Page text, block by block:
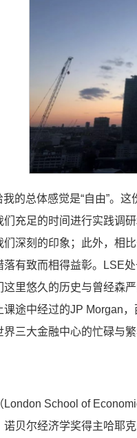
的总体感觉是“自由”。
们充足的时间进行实践调
深刻的印象；此外，相
有致而相得益彰。LSE
里悠久的历史与曾经森
途中经过的JP Morgan
三大金融中心的忙碌与繁
London School of
诺贝尔经济学奖得主哈耶